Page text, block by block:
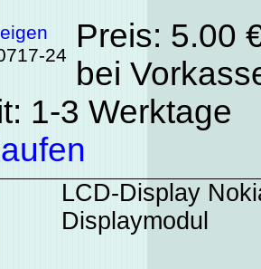
24
Preis: 5.00
bei
1-3 Werktage
LCD-Display
Displaymodul